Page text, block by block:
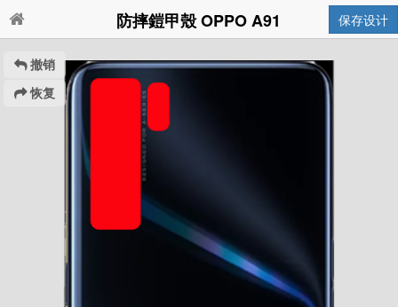
防摔鎧甲殼 OPPO A91 保存设计
撤销
恢复